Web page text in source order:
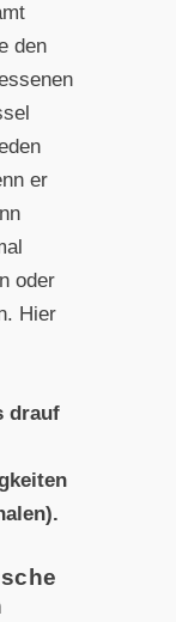
den
er
oder
Hier
drauf